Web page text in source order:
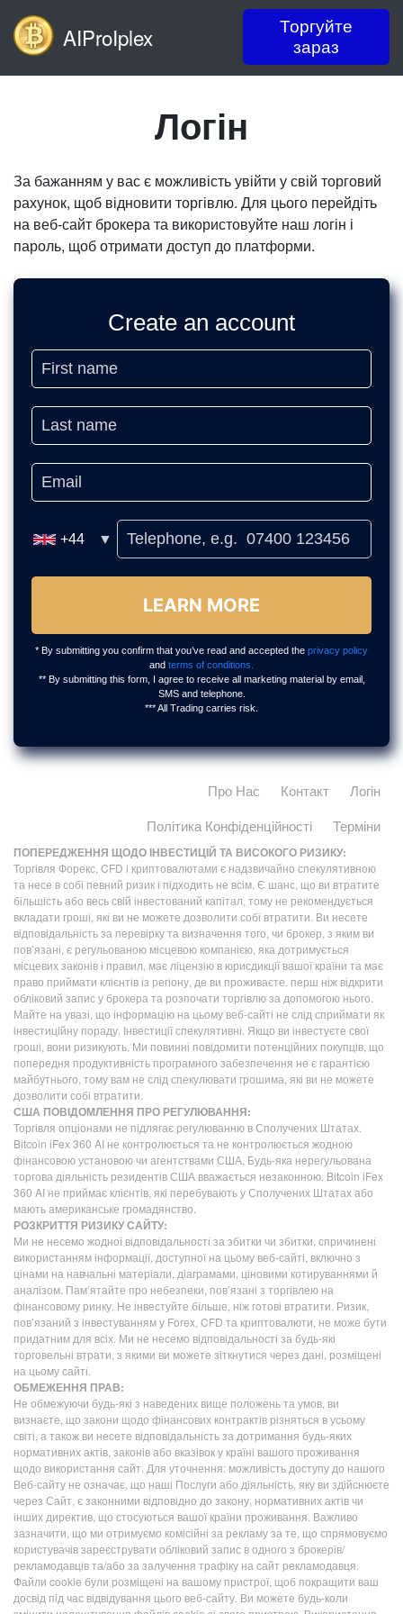
AIProIplex
Торгуйте
зараз
Логін
За бажанням у вас є можливість увійти у свій торговий
рахунок, щоб відновити торгівлю. Для цього перейдіть
на веб-сайт брокера та використовуйте наш логін і
пароль, щоб отримати доступ до платформи.
Про Нас Контакт
Логін
Політика Конфіденційності
Терміни
ПОПЕРЕДЖЕННЯ ЩОДО ІНВЕСТИЦІЙ ТА ВИСОКОГО РИЗИКУ:
Торгівля Форекс, CFD і криптовалютами є надзвичайно спекулятивною
та несе в собі певний ризик і підходить не всім. Є шанс, що ви втратите
більшість або весь свій інвестований капітал, тому не рекомендується
вкладати гроші, які ви не можете дозволити собі втратити. Ви несете
відповідальність за перевірку та визначення того, чи брокер, з яким ви
пов’язані, є регульованою місцевою компанією, яка дотримується
місцевих законів і правил, має ліцензію в юрисдикції вашої країни та має
право приймати клієнтів із регіону, де ви проживаєте. перш ніж відкрити
обліковий запис у брокера та розпочати торгівлю за допомогою нього.
Майте на увазі, що інформацію на цьому веб-сайті не слід сприймати як
інвестиційну пораду. Інвестиції спекулятивні. Якщо ви інвестуєте свої
гроші, вони ризикують. Ми повинні повідомити потенційних покупців, що
попередня продуктивність програмного забезпечення не є гарантією
майбутнього, тому вам не слід спекулювати грошима, які ви не можете
дозволити собі втратити.
США ПОВІДОМЛЕННЯ ПРО РЕГУЛЮВАННЯ:
Торгівля опціонами не підлягає регулюванню в Сполучених Штатах.
Bitcoin iFex 360 AI не контролюється та не контролюється жодною
фінансовою установою чи агентствами США. Будь-яка нерегульована
торгова діяльність резидентів США вважається незаконною. Bitcoin iFex
360 AI не приймає клієнтів, які перебувають у Сполучених Штатах або
мають американське громадянство.
РОЗКРИТТЯ РИЗИКУ САЙТУ:
Ми не несемо жодної відповідальності за збитки чи збитки, спричинені
використанням інформації, доступної на цьому веб-сайті, включно з
цінами на навчальні матеріали, діаграмами, ціновими котируваннями й
аналізом. Пам’ятайте про небезпеки, пов’язані з торгівлею на
фінансовому ринку. Не інвестуйте більше, ніж готові втратити. Ризик,
пов’язаний з інвестуванням у Forex, CFD та криптовалюти, не може бути
придатним для всіх. Ми не несемо відповідальності за будь-які
торговельні втрати, з якими ви можете зіткнутися через дані, розміщені
на цьому сайті.
ОБМЕЖЕННЯ ПРАВ:
Не обмежуючи будь-які з наведених вище положень та умов, ви
визнаєте, що закони щодо фінансових контрактів різняться в усьому
світі, а також ви несете відповідальність за дотримання будь-яких
нормативних актів, законів або вказівок у країні вашого проживання
щодо використання сайт. Для уточнення: можливість доступу до нашого
Веб-сайту не означає, що наші Послуги або діяльність, яку ви здійснюєте
через Сайт, є законними відповідно до закону, нормативних актів чи
інших директив, що стосуються вашої країни проживання. Важливо
зазначити, що ми отримуємо комісійні за рекламу за те, що спрямовуємо
користувачів зареєструвати обліковий запис в одного з брокерів/
рекламодавців та/або за залучення трафіку на сайт рекламодавця.
Файли cookie були розміщені на вашому пристрої, щоб покращити ваш
досвід під час відвідування цього веб-сайту. Ви можете будь-коли